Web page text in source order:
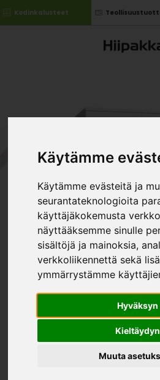
Käytämme
Käytämme evästeitä ja
seurantateknologioita
käyttäjäkokemusta
näyttääksemme sinulle
sisältöjä ja mainoksia,
verkkoliikennettä sekä
ymmärrystämme
Hyväksyn
Kieltäydyn
Muuta
Kodinkalusteet